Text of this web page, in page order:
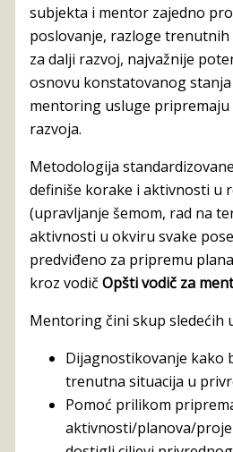
subjekta i mentor zajedno
poslovanje, razloge
za dalji razvoj, najvažnije
osnovu konstatovanog
mentoring usluge
razvoja.
Metodologija
definiše korake i aktivnosti u
(upravljanje šemom, rad na
aktivnosti u okviru svake
predviđeno za pripremu
kroz vodič Opšti vodič za
Mentoring čini skup sledećih
Dijagnostikovanje kako
trenutna situacija u
Pomoć prilikom
aktivnosti/planova/